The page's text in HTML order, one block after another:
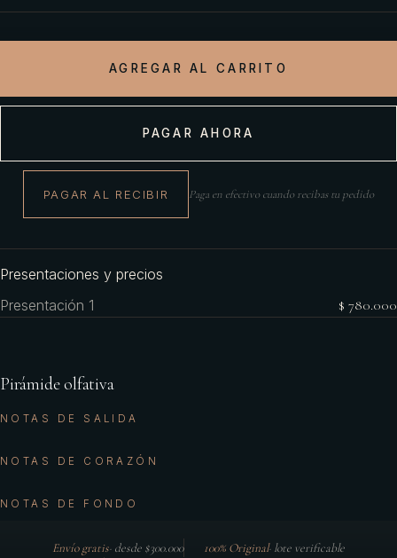
AGREGAR AL CARRITO
PAGAR AHORA
PAGAR AL RECIBIR Paga en efectivo cuando recibas tu pedido
Presentaciones y precios
Presentación 1
$ 780.000
Pirámide olfativa
NOTAS DE SALIDA
NOTAS DE CORAZÓN
NOTAS DE FONDO
Envío gratis· desde $300.000 100% Original· lote verificable